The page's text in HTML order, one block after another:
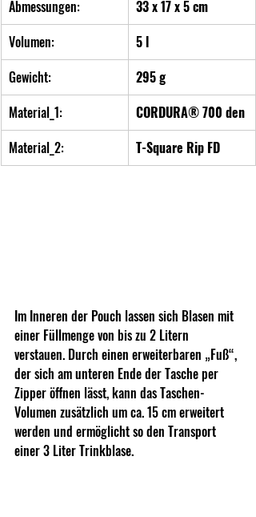
Abmessungen:
33 x 17 x 5 cm
Volumen:
5 l
Gewicht:
295 g
Material_1:
CORDURA® 700 den
Material_2:
T-Square Rip FD
Im Inneren der Pouch lassen sich Blasen mit
einer Füllmenge von bis zu 2 Litern
verstauen. Durch einen erweiterbaren „Fuß“,
der sich am unteren Ende der Tasche per
Zipper öffnen lässt, kann das Taschen-
Volumen zusätzlich um ca. 15 cm erweitert
werden und ermöglicht so den Transport
einer 3 Liter Trinkblase.